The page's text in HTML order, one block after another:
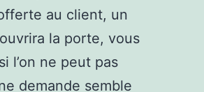
au client, un
la porte, vous
l’on ne peut pas
demande semble